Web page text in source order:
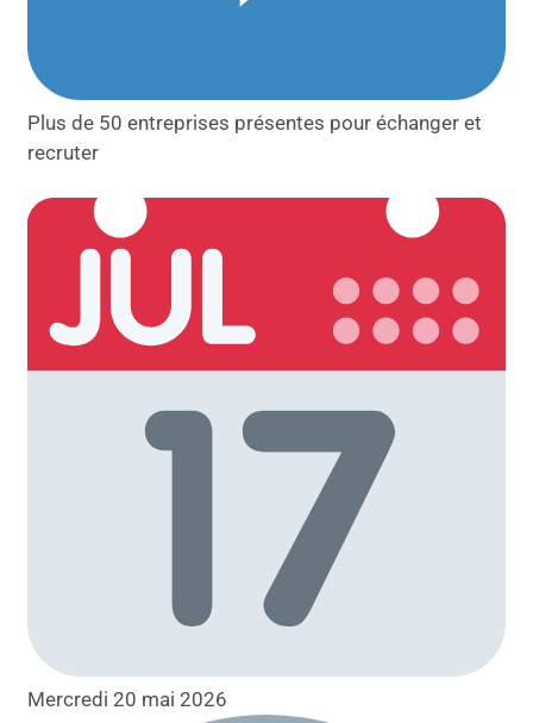
Plus de 50 entreprises présentes pour échanger et
recruter
Mercredi 20 mai 2026